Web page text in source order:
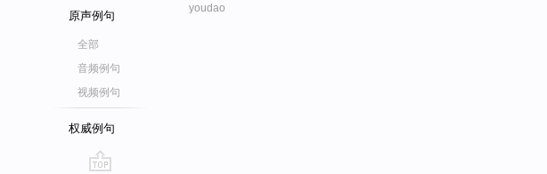
原声例句
全部
音频例句
视频例句
权威例句
youdao